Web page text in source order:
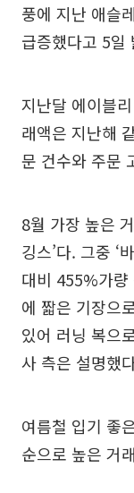
풍에 지난 애슬
급증했다고 5일
지난달 에이블
래액은 지난해
문 건수와 주문
8월 가장 높은
깅스’다. 그중 ‘
대비 455%가량
에 짧은 기장으
있어 러닝 복으
사 측은 설명했
여름철 입기 좋
순으로 높은 거